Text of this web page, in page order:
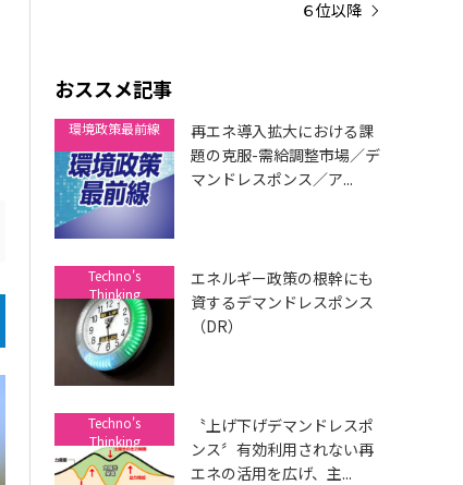
６位以降
おススメ記事
環境政策最前線
再エネ導入拡大における課
題の克服-需給調整市場／デ
マンドレスポンス／ア...
Techno's
Thinking
エネルギー政策の根幹にも
資するデマンドレスポンス
（DR）
Techno's
Thinking
〝上げ下げデマンドレスポ
ンス〞有効利用されない再
エネの活用を広げ、主...